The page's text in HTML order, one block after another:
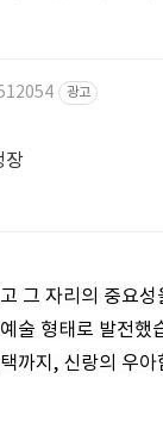
광고
장
그 자리의 중요
술 형태로 발전
까지, 신랑의 우